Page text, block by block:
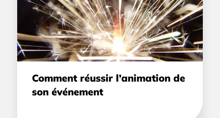
Comment réussir l’animation de
son événement